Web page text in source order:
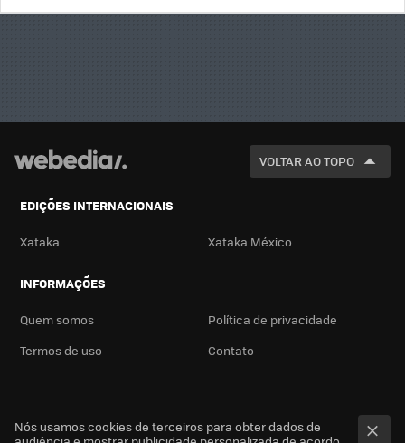
VOLTAR AO TOPO
EDIÇÕES INTERNACIONAIS
Xataka Xataka México
INFORMAÇÕES
Quem somos
Política de privacidade
Termos de uso
Contato
Nós usamos cookies de terceiros para obter dados de